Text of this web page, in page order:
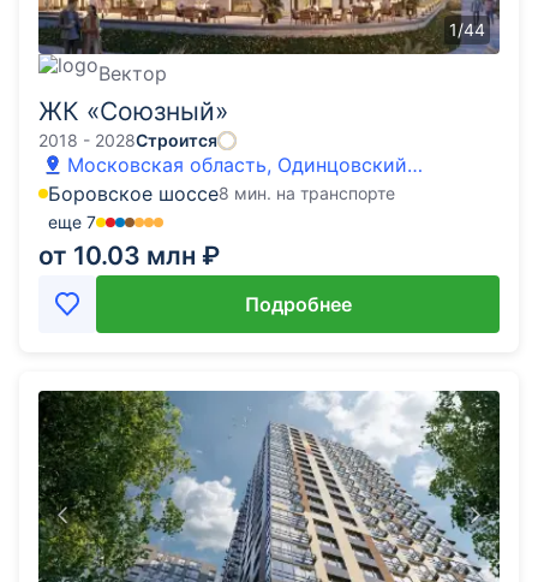
1/44
Вектор
ЖК «Союзный»
2018 - 2028Строится
Московская область, Одинцовский
городской округ, Одинцово, улица
Маковского
Боровское шоссе8 мин. на транспорте
еще 7
от 10.03 млн ₽
Подробнее